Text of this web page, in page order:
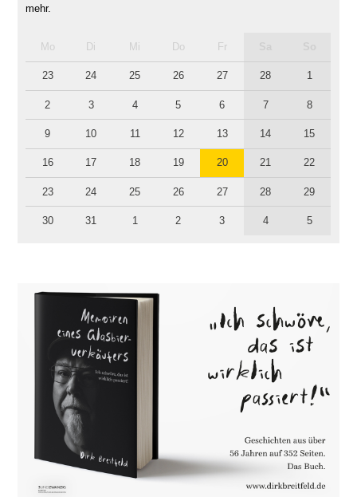
mehr.
Mo Di Mi Do Fr
23 24 25 26 27 28 1
2 3 4 5 6 7 8
9 10 11 12 13 14 15
16 17 18 19 20 21 22
23 24 25 26 27 28 29
30 31 1 2 3 4 5